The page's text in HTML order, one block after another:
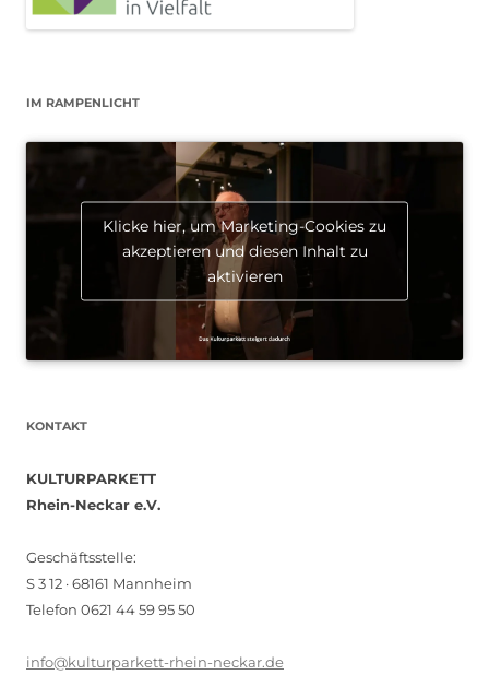
IM RAMPENLICHT
Klicke hier, um Marketing-Cookies zu
akzeptieren und diesen Inhalt zu
aktivieren
KONTAKT
KULTURPARKETT
Rhein-Neckar e.V.
Geschäftsstelle:
S 3 12 · 68161 Mannheim
Telefon 0621 44 59 95 50
info@kulturparkett-rhein-neckar.de